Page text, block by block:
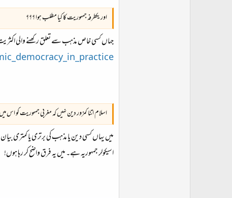
اور یکطرفہ جمہوریت کا کیا مطلب ہوا ؟؟؟
جہاں کسی خاص مذہب سے تعلق رکھنے والی اکثریت
اسلام اتنا کمزور دین نہیں کہ مغربی جمہوریت
میں یہاں کسی دین یا مذہب کی برتری یا کمتری
اسیکولر جمہوریہ ہے۔ میں یہ فرق واضح کر رہا ہوں!